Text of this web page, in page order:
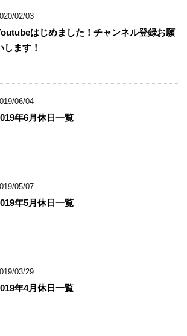
02/03
はじめました！チャンネル登録お願
します！
06/04
年6月休日一覧
05/07
年5月休日一覧
03/29
年4月休日一覧